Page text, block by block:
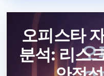
오피스타
분석: 리스